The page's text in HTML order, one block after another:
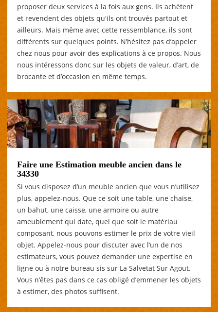
proposer deux services à la fois aux gens. Ils achètent
et revendent des objets qu'ils ont trouvés partout et
ailleurs. Mais même avec cette ressemblance, ils sont
différents sur quelques points. N’hésitez pas d’appeler
chez nous pour avoir des explications à ce propos. Nous
nous intéressons donc sur les objets de valeur, d’art, de
brocante et d’occasion en même temps.
Faire une Estimation meuble ancien dans le
34330
Si vous disposez d’un meuble ancien que vous n’utilisez
plus, appelez-nous. Que ce soit une table, une chaise,
un bahut, une caisse, une armoire ou autre
ameublement qui date, quel que soit le matériau
composant, nous pouvons estimer le prix de votre vieil
objet. Appelez-nous pour discuter avec l’un de nos
estimateurs, vous pouvez demander une expertise en
ligne ou à notre bureau sis sur La Salvetat Sur Agout.
Vous n’êtes pas dans ce cas obligé d’emmener les objets
à estimer, des photos suffisent.